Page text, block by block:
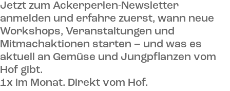
Jetzt zum Ackerperlen-Newsletter
anmelden und erfahre zuerst, wann neue
Workshops, Veranstaltungen und
Mitmachaktionen starten – und was es
aktuell an Gemüse und Jungpflanzen vom
Hof gibt.
1x im Monat. Direkt vom Hof.